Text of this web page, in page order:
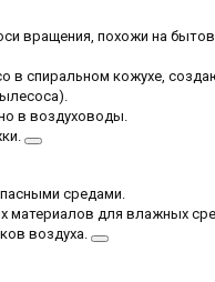
вращения, похожи на
в спиральном кожухе,
в воздуховоды.
средами.
материалов для влажных
воздуха.